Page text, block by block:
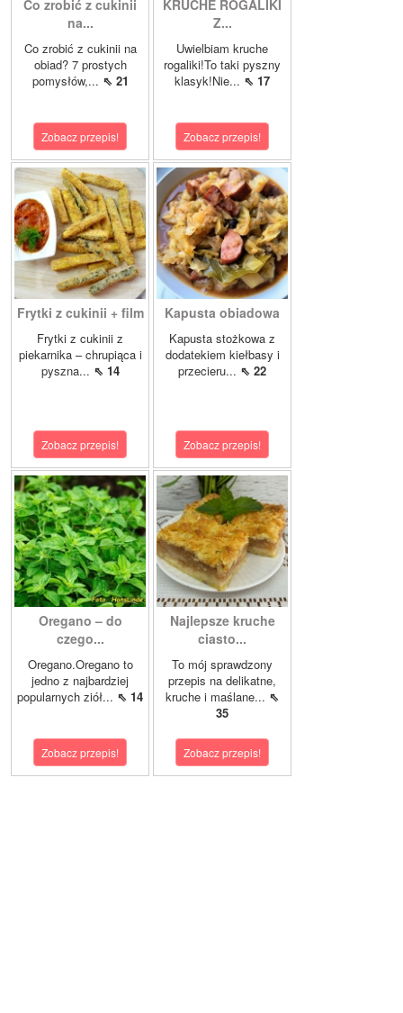
Co zrobić z cukinii
na...
Co zrobić z cukinii na
obiad? 7 prostych
pomysłów,... ⇖ 21
Zobacz przepis!
KRUCHE ROGALIKI
Z...
Uwielbiam kruche
rogaliki!To taki pyszny
klasyk!Nie... ⇖ 17
Zobacz przepis!
Frytki z cukinii + film
Frytki z cukinii z
piekarnika – chrupiąca i
pyszna... ⇖ 14
Zobacz przepis!
Kapusta obiadowa
Kapusta stożkowa z
dodatekiem kiełbasy i
przecieru... ⇖ 22
Zobacz przepis!
Oregano – do
czego...
Oregano.Oregano to
jedno z najbardziej
popularnych ziół... ⇖ 14
Zobacz przepis!
Najlepsze kruche
ciasto...
To mój sprawdzony
przepis na delikatne,
kruche i maślane... ⇖
35
Zobacz przepis!